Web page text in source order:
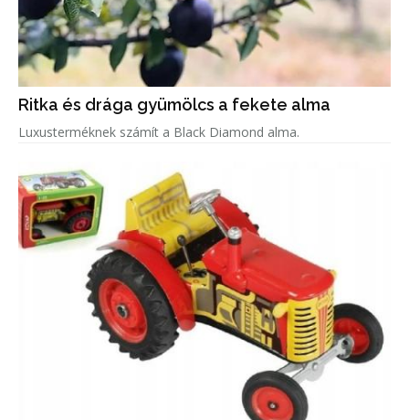
Ritka és drága gyümölcs a fekete alma
Luxusterméknek számít a Black Diamond alma.